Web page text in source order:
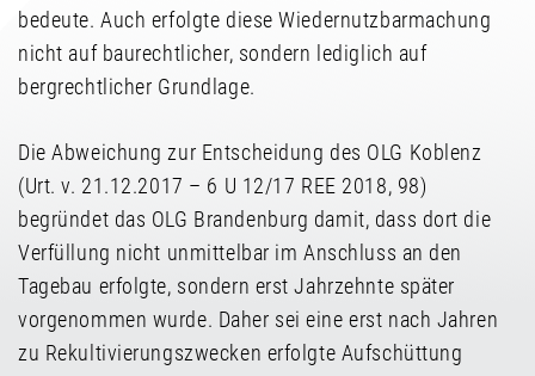
bedeute. Auch erfolgte diese Wiedernutzbarmachung
nicht auf baurechtlicher, sondern lediglich auf
bergrechtlicher Grundlage.
Die Abweichung zur Entscheidung des OLG Koblenz
(Urt. v. 21.12.2017 – 6 U 12/17 REE 2018, 98)
begründet das OLG Brandenburg damit, dass dort die
Verfüllung nicht unmittelbar im Anschluss an den
Tagebau erfolgte, sondern erst Jahrzehnte später
vorgenommen wurde. Daher sei eine erst nach Jahren
zu Rekultivierungszwecken erfolgte Aufschüttung